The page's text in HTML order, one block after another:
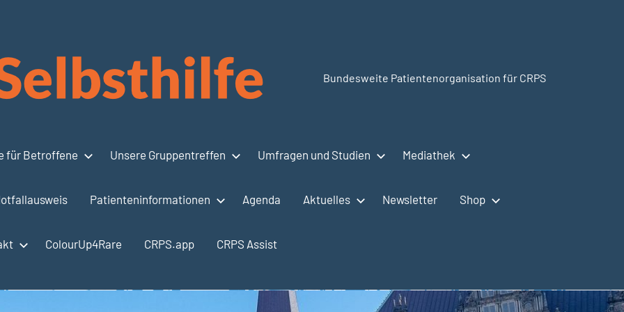
SudeckSelbsthilfe.org
Bundesweite Patientenorganisation für CRPS
für Betroffene Unsere Gruppentreffen Umfragen und Studien Mediathek
Patienteninformationen Agenda Aktuelles Newsletter Shop
ColourUp4Rare CRPS.app CRPS Assist